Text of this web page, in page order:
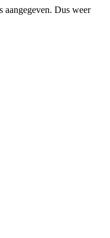
aangegeven. Dus weer